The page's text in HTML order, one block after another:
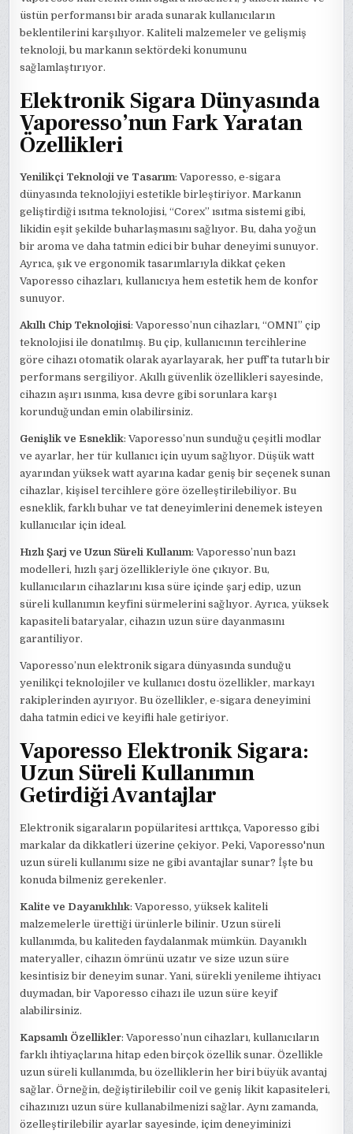
üstün performansı bir arada sunarak kullanıcıların
beklentilerini karşılıyor. Kaliteli malzemeler ve gelişmiş
teknoloji, bu markanın sektördeki konumunu
sağlamlaştırıyor.
Elektronik Sigara Dünyasında
Vaporesso’nun Fark Yaratan
Özellikleri
Yenilikçi Teknoloji ve Tasarım: Vaporesso, e-sigara
dünyasında teknolojiyi estetikle birleştiriyor. Markanın
geliştirdiği ısıtma teknolojisi, “Corex” ısıtma sistemi gibi,
likidin eşit şekilde buharlaşmasını sağlıyor. Bu, daha yoğun
bir aroma ve daha tatmin edici bir buhar deneyimi sunuyor.
Ayrıca, şık ve ergonomik tasarımlarıyla dikkat çeken
Vaporesso cihazları, kullanıcıya hem estetik hem de konfor
sunuyor.
Akıllı Chip Teknolojisi: Vaporesso’nun cihazları, “OMNI” çip
teknolojisi ile donatılmış. Bu çip, kullanıcının tercihlerine
göre cihazı otomatik olarak ayarlayarak, her puff’ta tutarlı bir
performans sergiliyor. Akıllı güvenlik özellikleri sayesinde,
cihazın aşırı ısınma, kısa devre gibi sorunlara karşı
korunduğundan emin olabilirsiniz.
Genişlik ve Esneklik: Vaporesso’nun sunduğu çeşitli modlar
ve ayarlar, her tür kullanıcı için uyum sağlıyor. Düşük watt
ayarından yüksek watt ayarına kadar geniş bir seçenek sunan
cihazlar, kişisel tercihlere göre özelleştirilebiliyor. Bu
esneklik, farklı buhar ve tat deneyimlerini denemek isteyen
kullanıcılar için ideal.
Hızlı Şarj ve Uzun Süreli Kullanım: Vaporesso’nun bazı
modelleri, hızlı şarj özellikleriyle öne çıkıyor. Bu,
kullanıcıların cihazlarını kısa süre içinde şarj edip, uzun
süreli kullanımın keyfini sürmelerini sağlıyor. Ayrıca, yüksek
kapasiteli bataryalar, cihazın uzun süre dayanmasını
garantiliyor.
Vaporesso’nun elektronik sigara dünyasında sunduğu
yenilikçi teknolojiler ve kullanıcı dostu özellikler, markayı
rakiplerinden ayırıyor. Bu özellikler, e-sigara deneyimini
daha tatmin edici ve keyifli hale getiriyor.
Vaporesso Elektronik Sigara:
Uzun Süreli Kullanımın
Getirdiği Avantajlar
Elektronik sigaraların popülaritesi arttıkça, Vaporesso gibi
markalar da dikkatleri üzerine çekiyor. Peki, Vaporesso'nun
uzun süreli kullanımı size ne gibi avantajlar sunar? İşte bu
konuda bilmeniz gerekenler.
Kalite ve Dayanıklılık: Vaporesso, yüksek kaliteli
malzemelerle ürettiği ürünlerle bilinir. Uzun süreli
kullanımda, bu kaliteden faydalanmak mümkün. Dayanıklı
materyaller, cihazın ömrünü uzatır ve size uzun süre
kesintisiz bir deneyim sunar. Yani, sürekli yenileme ihtiyacı
duymadan, bir Vaporesso cihazı ile uzun süre keyif
alabilirsiniz.
Kapsamlı Özellikler: Vaporesso’nun cihazları, kullanıcıların
farklı ihtiyaçlarına hitap eden birçok özellik sunar. Özellikle
uzun süreli kullanımda, bu özelliklerin her biri büyük avantaj
sağlar. Örneğin, değiştirilebilir coil ve geniş likit kapasiteleri,
cihazınızı uzun süre kullanabilmenizi sağlar. Aynı zamanda,
özelleştirilebilir ayarlar sayesinde, içim deneyiminizi